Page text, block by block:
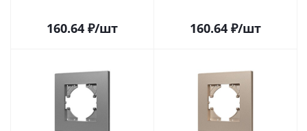
160.64 ₽/шт 160.64 ₽/шт